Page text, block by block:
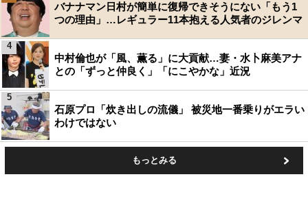
バナナマン日村が簡単に復帰できそうにない「もう1
つの理由」…レギュラー11本抱える人気者のジレンマ
中村倫也が「風、薫る」に大貢献…妻・水卜麻美アナ
との「ずっと仲良く」「にこやかな」近況
4
石原プロ「炊き出しの流儀」 被災地一番乗りがエラい
わけではない
5
もっとみる